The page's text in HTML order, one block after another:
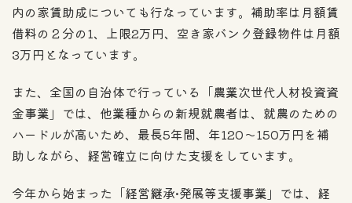
内の家賃助成についても行なっています。補助率は月額賃
借料の２分の1、上限2万円、空き家バンク登録物件は月額
3万円となっています。
また、全国の自治体で行っている「農業次世代人材投資資
金事業」では、他業種からの新規就農者は、就農のための
ハードルが高いため、最長5年間、年120〜150万円を補
助しながら、経営確立に向けた支援をしています。
今年から始まった「経営継承•発展等支援事業」では、経